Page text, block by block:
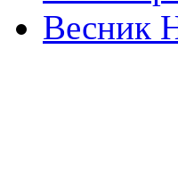
Весник